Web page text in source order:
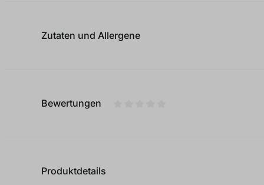
Zutaten und Allergene
Bewertungen
Produktdetails